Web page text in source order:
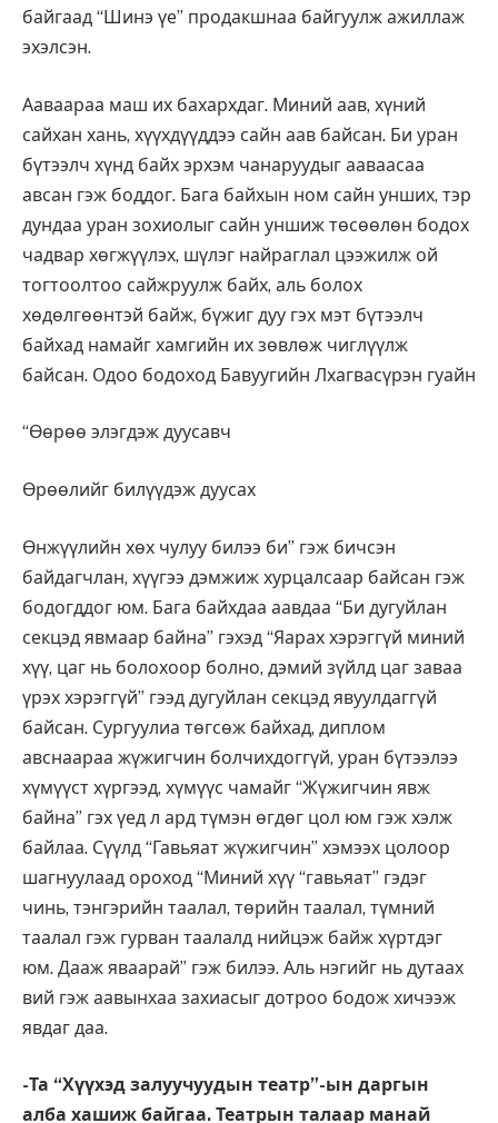
байгаад “Шинэ үе” продакшнаа байгуулж ажиллаж
эхэлсэн.
Ааваараа маш их бахархдаг. Миний аав, хүний
сайхан хань, хүүхдүүддээ сайн аав байсан. Би уран
бүтээлч хүнд байх эрхэм чанаруудыг ааваасаа
авсан гэж боддог. Бага байхын ном сайн унших, тэр
дундаа уран зохиолыг сайн уншиж төсөөлөн бодох
чадвар хөгжүүлэх, шүлэг найраглал цээжилж ой
тогтоолтоо сайжруулж байх, аль болох
хөдөлгөөнтэй байж, бүжиг дуу гэх мэт бүтээлч
байхад намайг хамгийн их зөвлөж чиглүүлж
байсан. Одоо бодоход Бавуугийн Лхагвасүрэн гуайн
“Өөрөө элэгдэж дуусавч
Өрөөлийг билүүдэж дуусах
Өнжүүлийн хөх чулуу билээ би” гэж бичсэн
байдагчлан, хүүгээ дэмжиж хурцалсаар байсан гэж
бодогддог юм. Бага байхдаа аавдаа “Би дугуйлан
секцэд явмаар байна” гэхэд “Яарах хэрэггүй миний
хүү, цаг нь болохоор болно, дэмий зүйлд цаг заваа
үрэх хэрэггүй” гээд дугуйлан секцэд явуулдаггүй
байсан. Сургуулиа төгсөж байхад, диплом
авснаараа жүжигчин болчихдоггүй, уран бүтээлээ
хүмүүст хүргээд, хүмүүс чамайг “Жүжигчин явж
байна” гэх үед л ард түмэн өгдөг цол юм гэж хэлж
байлаа. Сүүлд “Гавьяат жүжигчин” хэмээх цолоор
шагнуулаад ороход “Миний хүү “гавьяат” гэдэг
чинь, тэнгэрийн таалал, төрийн таалал, түмний
таалал гэж гурван таалалд нийцэж байж хүртдэг
юм. Дааж яваарай” гэж билээ. Аль нэгийг нь дутаах
вий гэж аавынхаа захиасыг дотроо бодож хичээж
явдаг даа.
-Та “Хүүхэд залуучуудын театр”-ын даргын
алба хашиж байгаа. Театрын талаар манай